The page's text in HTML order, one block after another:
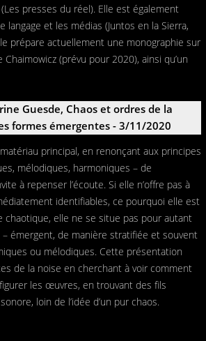
presses du réel). Elle est également
langage et les médias (Juntos en la Sierra,
prépare actuellement une monographie sur
(prévu pour 2020), ainsi qu’un
Guesde, Chaos et ordres de la
formes émergentes - 3/11/2020
principal, en renonçant aux principes
mélodiques, harmoniques – de
à repenser l’écoute. Si elle n’offre pas à
identifiables, ce pourquoi elle est
chaotique, elle ne se situe pas pour autant
émergent, de manière stratifiée et souvent
ou mélodiques. Cette présentation
de la noise en cherchant à voir comment
les œuvres, en trouvant des fils
loin de l’idée d’un pur chaos.